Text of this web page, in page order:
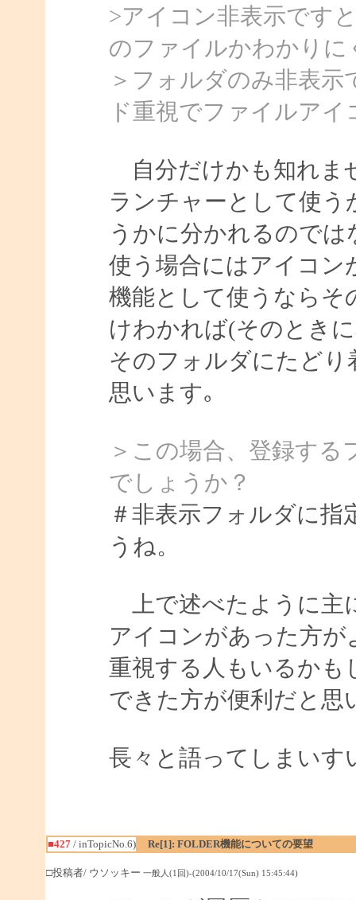
>アイコン非表示です
のファイルかわかり
＞フォルダのみ非表
ド重視でファイルア
自分だけかも知れま
ランチャーとして使
うかに分かれるので
使う場合にはアイコン
機能として使うならそ
けわかれば(そのとき
そのフォルダにたど
思います｡
＞この場合、登録す
でしょうか？
＃非表示フォルダに
うね。
上で述べたように主
アイコンがあった方
重視する人もいるかも
できた方が便利だと思
長々と語ってしまいす
■427/ inTopicNo.6) Re[1]: FOLDER機能についての要望
□投稿者/ ウソッキー 一般人(1回)-(2004/10/17(Sun) 15:45:44)